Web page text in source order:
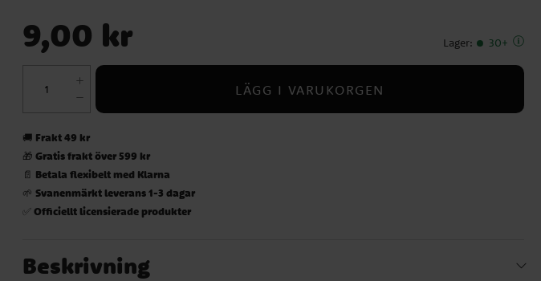
9,00 kr Lager: 30+
LÄGG I VARUKORGEN
🚚 Frakt 49 kr
🎁Gratis frakt över 599 kr
📄 Betala flexibelt med Klarna
🌱Svanenmärkt leverans 1-3 dagar
✅Officiellt licensierade produkter
Beskrivning